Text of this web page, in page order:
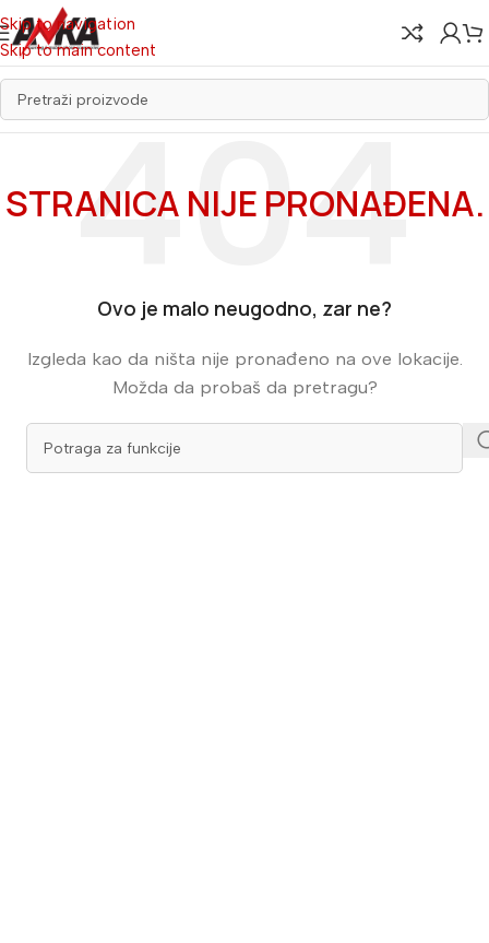
Skip to navigation
Skip to main content
STRANICA NIJE PRONAĐENA.
Ovo je malo neugodno, zar ne?
Izgleda kao da ništa nije pronađeno na ove lokacije.
Možda da probaš da pretragu?